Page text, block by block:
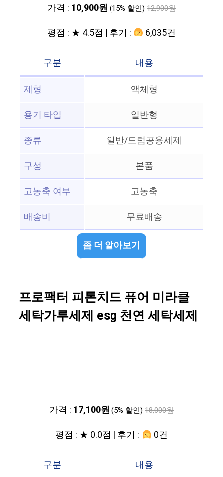
가격 : 10,900원 (15% 할인) 12,900원
평점 : ★ 4.5점 | 후기 : 6,035건
구분
내용
제형
액체형
용기 타입
일반형
종류
일반/드럼공용세제
구성
본품
고농축 여부
고농축
배송비
무료배송
좀 더 알아보기
프로팩터 피톤치드 퓨어 미라클
세탁가루세제 esg 천연 세탁세제
가격 : 17,100원 (5% 할인) 18,000원
평점 : ★ 0.0점 | 후기 : 0건
구분
내용